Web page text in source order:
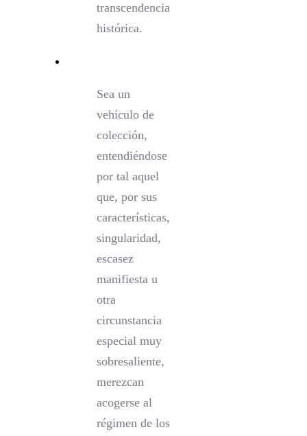
transcendencia
histórica.
Sea un
vehículo de
colección,
entendiéndose
por tal aquel
que, por sus
características,
singularidad,
escasez
manifiesta u
otra
circunstancia
especial muy
sobresaliente,
merezcan
acogerse al
régimen de los